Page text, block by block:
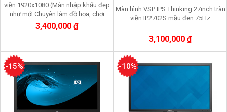
viền 1920x1080 (Màn nhập khẩu đẹp
như mới.Chuyên làm đồ họa, chơi
game, nhìn lâu không mỏi mắt)
3,400,000 ₫
Màn hình VSP IPS Thinking 27inch tràn
viền IP2702S mầu đen 75Hz
3,100,000 ₫
-15% -10%